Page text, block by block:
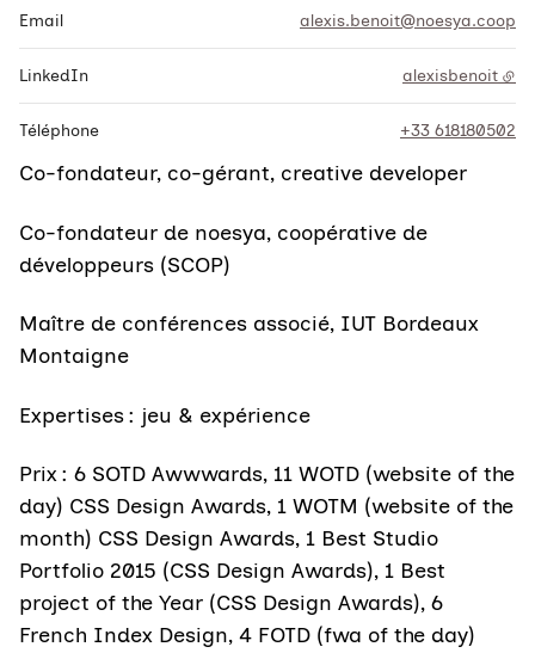
Email alexis.benoit@noesya.coop
LinkedIn alexisbenoit
Téléphone +33 618180502
Co-fondateur, co-gérant, creative developer
Co-fondateur de noesya, coopérative de
développeurs (SCOP)
Maître de conférences associé, IUT Bordeaux
Montaigne
Expertises : jeu & expérience
Prix : 6 SOTD Awwwards, 11 WOTD (website of the
day) CSS Design Awards, 1 WOTM (website of the
month) CSS Design Awards, 1 Best Studio
Portfolio 2015 (CSS Design Awards), 1 Best
project of the Year (CSS Design Awards), 6
French Index Design, 4 FOTD (fwa of the day)